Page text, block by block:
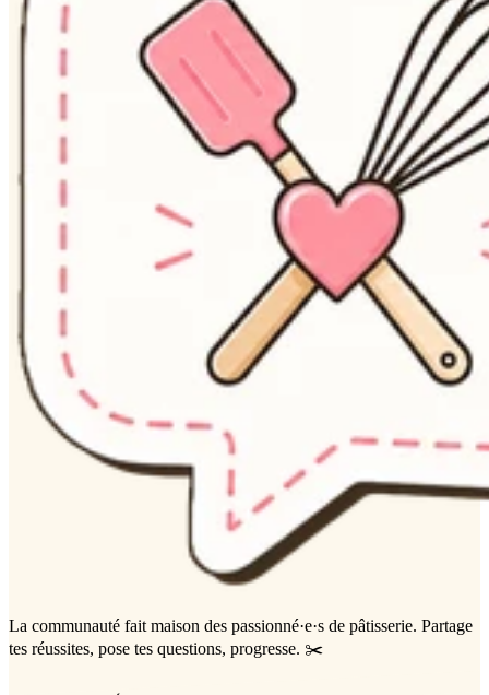
La communauté fait maison des passionné·e·s de pâtisserie. Partage
tes réussites, pose tes questions, progresse. ✂️